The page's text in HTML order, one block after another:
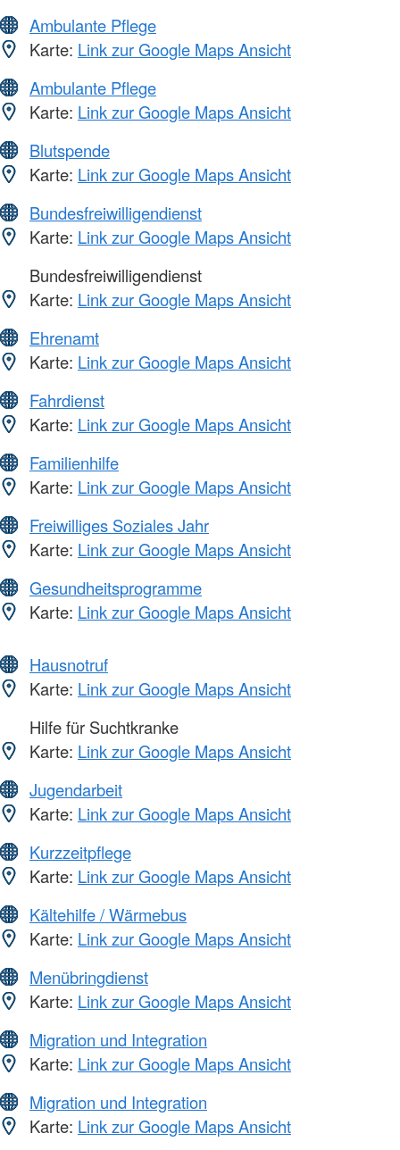
Ambulante Pflege
Karte: Link zur Google Maps Ansicht
Ambulante Pflege
Karte: Link zur Google Maps Ansicht
Blutspende
Karte: Link zur Google Maps Ansicht
Bundesfreiwilligendienst
Karte: Link zur Google Maps Ansicht
Bundesfreiwilligendienst
Karte: Link zur Google Maps Ansicht
Ehrenamt
Karte: Link zur Google Maps Ansicht
Fahrdienst
Karte: Link zur Google Maps Ansicht
Familienhilfe
Karte: Link zur Google Maps Ansicht
Freiwilliges Soziales Jahr
Karte: Link zur Google Maps Ansicht
Gesundheitsprogramme
Karte: Link zur Google Maps Ansicht
Hausnotruf
Karte: Link zur Google Maps Ansicht
Hilfe für Suchtkranke
Karte: Link zur Google Maps Ansicht
Jugendarbeit
Karte: Link zur Google Maps Ansicht
Kurzzeitpflege
Karte: Link zur Google Maps Ansicht
Kältehilfe / Wärmebus
Karte: Link zur Google Maps Ansicht
Menübringdienst
Karte: Link zur Google Maps Ansicht
Migration und Integration
Karte: Link zur Google Maps Ansicht
Migration und Integration
Karte: Link zur Google Maps Ansicht